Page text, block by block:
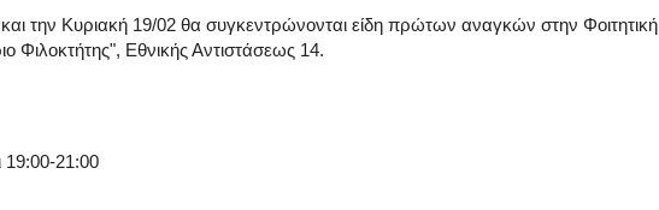
την Κυριακή 19/02 θα συγκεντρώνονται είδη πρώτων αναγκών στην Φοιτητική
Φιλοκτήτης", Εθνικής Αντιστάσεως 14.
19:00-21:00